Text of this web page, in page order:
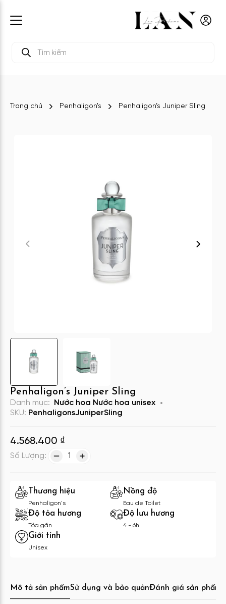
kiếm
Trang chủ Penhaligon's Penhaligon’s Juniper Sling
Penhaligon’s Juniper Sling
Danh mục: Nước hoa Nước hoa unisex
SKU: PenhaligonsJuniperSling
4.568.400 ₫
Số Lượng: 1
Thương hiệu
Penhaligon's
Nồng độ
Eau de Toilet
Độ tỏa hương
Tỏa gần
Độ lưu hương
4 - 6h
Giới tính
Unisex
Mô tả sản phẩmSử dụng và bảo quảnĐánh giá sản phẩm